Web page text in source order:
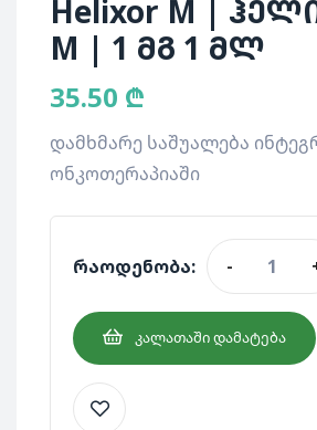
Helixor M |
M | 1 მგ 1 მლ
35.50 ₾
დამხმარე საშუალება
ონკოთერაპიაში
რაოდენობა: -
ᲙᲐᲚᲐᲗᲐᲨᲘ ᲓᲐᲛᲐᲢᲔᲑᲐ